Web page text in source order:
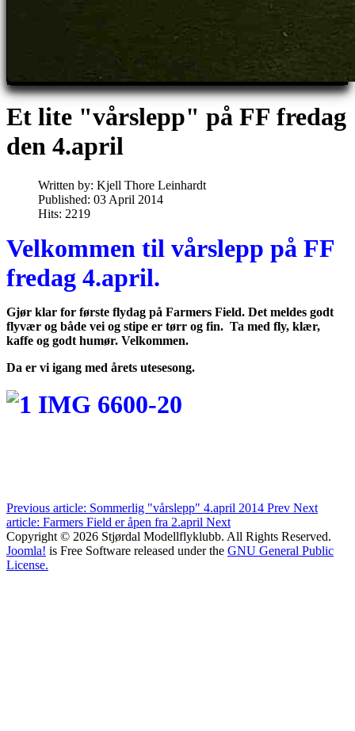
Et lite "vårslepp" på FF fredag
den 4.april
Written by: Kjell Thore Leinhardt
Published: 03 April 2014
Hits: 2219
Velkommen til vårslepp på FF
fredag 4.april.
Gjør klar for første flydag på Farmers Field. Det meldes godt
flyvær og både vei og stipe er tørr og fin. Ta med fly, klær,
kaffe og godt humør. Velkommen.
Da er vi igang med årets utesesong.
Previous article: Sommerlig "vårslepp" 4.april 2014 Prev Next
article: Farmers Field er åpen fra 2.april Next
Copyright © 2026 Stjørdal Modellflyklubb. All Rights Reserved.
Joomla! is Free Software released under the GNU General Public
License.